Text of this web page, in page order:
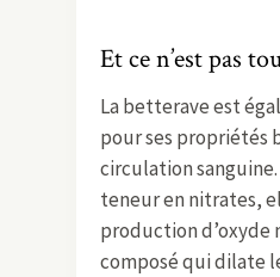
Et ce n’est pas
La betterave est
pour ses propriétés
circulation sanguine.
teneur en nitrates,
production d’oxyde
composé qui dilate